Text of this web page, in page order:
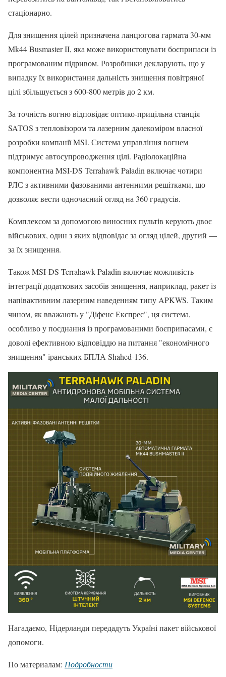
стаціонарно.
Для знищення цілей призначена ланцюгова гармата 30-мм
Mk44 Busmaster II, яка може використовувати боєприпаси із
програмованим підривом. Розробники декларують, що у
випадку їх використання дальність знищення повітряної
цілі збільшується з 600-800 метрів до 2 км.
За точність вогню відповідає оптико-прицільна станція
SATOS з тепловізором та лазерним далекоміром власної
розробки компанії MSI. Система управління вогнем
підтримує автосупроводження цілі. Радіолокаційна
компонентна MSI-DS Terrahawk Paladin включає чотири
РЛС з активними фазованими антенними решітками, що
дозволяє вести одночасний огляд на 360 градусів.
Комплексом за допомогою виносних пультів керують двоє
військових, один з яких відповідає за огляд цілей, другий —
за їх знищення.
Також MSI-DS Terrahawk Paladin включає можливість
інтеграції додаткових засобів знищення, наприклад, ракет із
напівактивним лазерним наведенням типу APKWS. Таким
чином, як вважають у "Діфенс Експрес", ця система,
особливо у поєднання із програмованими боєприпасами, є
доволі ефективною відповіддю на питання "економічного
знищення" іранських БПЛА Shahed-136.
Нагадаємо, Нідерланди передадуть Україні пакет військової
допомоги.
По материалам: Подробности